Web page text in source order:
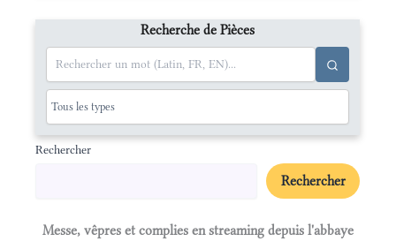
Recherche de Pièces
Rechercher
Rechercher
Messe, vêpres et complies en streaming depuis l'abbaye